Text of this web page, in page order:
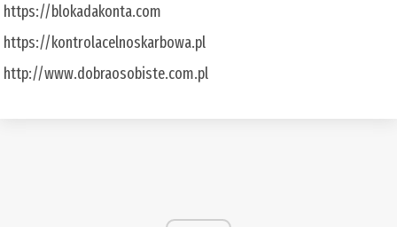
https://blokadakonta.com
https://kontrolacelnoskarbowa.pl
http://www.dobraosobiste.com.pl